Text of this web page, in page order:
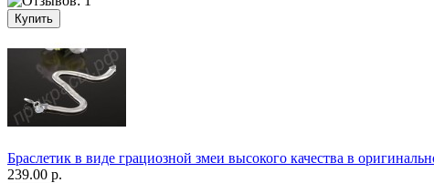
Браслетик в виде грациозной змеи высокого качества в
239.00 р.